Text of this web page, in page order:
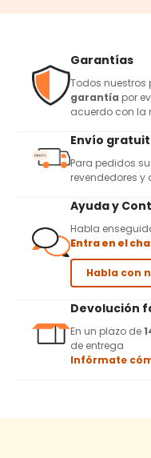
Garantías
Todos nuestros
garantía por
acuerdo con la
Envío
Para pedidos
revendedores y
Ayuda y
Habla
Entra en el
Habla con
Devolución
En un plazo de
de entrega
Infórmate